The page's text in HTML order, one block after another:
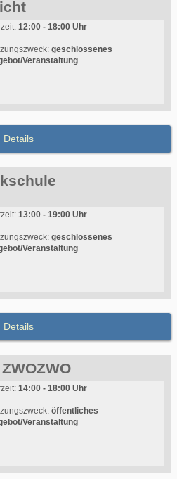
12:00 - 18:00 Uhr
geschlossenes
Veranstaltung
Details
13:00 - 19:00 Uhr
geschlossenes
Veranstaltung
Details
14:00 - 18:00 Uhr
öffentliches
Veranstaltung